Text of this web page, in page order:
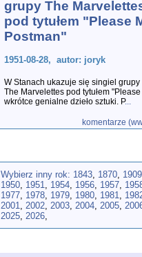
grupy The
pod tytułem "Please
Postman"
1951-08-28, autor: joryk
W Stanach ukazuje się singiel grupy
The Marvelettes pod tytułem
wkrótce genialne dzieło sztuki. P...
komentarze
Wybierz inny rok: 1843, 1870, 1909
1950, 1951, 1954, 1956, 1957,
1977, 1978, 1979, 1980, 1981,
2001, 2002, 2003, 2004, 2005,
2025, 2026,